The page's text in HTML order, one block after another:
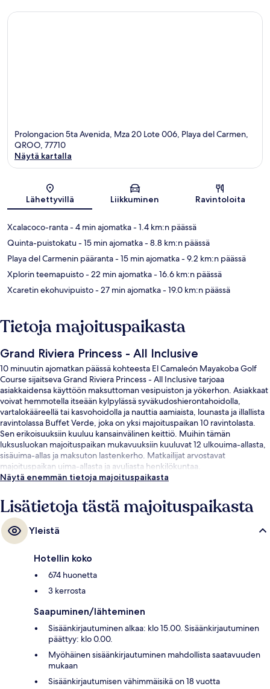
Prolongacion 5ta Avenida, Mza 20 Lote 006, Playa del Carmen,
QROO, 77710
Näytä kartalla
Lähettyvillä Liikkuminen Ravintoloita
Xcalacoco-ranta- 4 min ajomatka- 1.4 km:n päässä
Quinta-puistokatu- 15 min ajomatka- 8.8 km:n päässä
Playa del Carmenin pääranta- 15 min ajomatka- 9.2 km:n päässä
Xplorin teemapuisto- 22 min ajomatka- 16.6 km:n päässä
Xcaretin ekohuvipuisto- 27 min ajomatka- 19.0 km:n päässä
Tietoja majoituspaikasta
Grand Riviera Princess - All Inclusive
10 minuutin ajomatkan päässä kohteesta El Camaleón Mayakoba Golf
Course sijaitseva Grand Riviera Princess - All Inclusive tarjoaa
asiakkaidensa käyttöön maksuttoman vesipuiston ja yökerhon. Asiakkaat
voivat hemmotella itseään kylpylässä syväkudoshierontahoidolla,
vartalokääreellä tai kasvohoidolla ja nauttia aamiaista, lounasta ja illallista
ravintolassa Buffet Verde, joka on yksi majoituspaikan 10 ravintolasta.
Sen erikoisuuksiin kuuluu kansainvälinen keittiö. Muihin tämän
luksusluokan majoituspaikan mukavuuksiin kuuluvat 12 ulkouima-allasta,
sisäuima-allas ja maksuton lastenkerho. Matkailijat arvostavat
majoituspaikan uima-allasta ja avuliasta henkilökuntaa.
Näytä enemmän tietoja majoituspaikasta
Lisätietoja tästä majoituspaikasta
Yleistä
Hotellin koko
674 huonetta
3 kerrosta
Saapuminen/lähteminen
Sisäänkirjautuminen alkaa: klo 15.00. Sisäänkirjautuminen
päättyy: klo 0.00.
Myöhäinen sisäänkirjautuminen mahdollista saatavuuden
mukaan
Sisäänkirjautumisen vähimmäisikä on 18 vuotta